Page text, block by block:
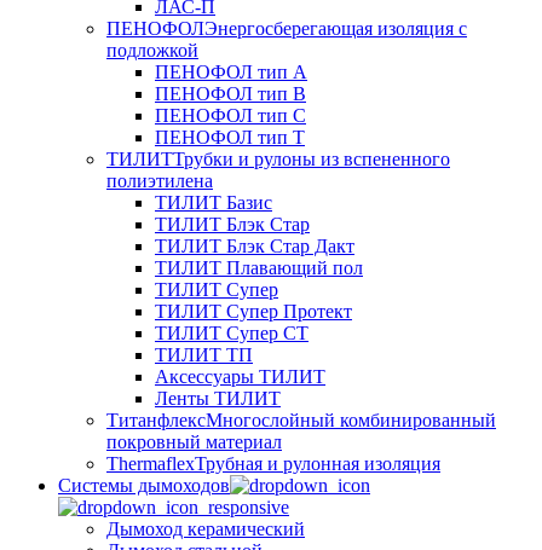
ЛАС-П
ПЕНОФОЛЭнергосберегающая изоляция с
подложкой
ПЕНОФОЛ тип А
ПЕНОФОЛ тип B
ПЕНОФОЛ тип C
ПЕНОФОЛ тип T
ТИЛИТТрубки и рулоны из вспененного
полиэтилена
ТИЛИТ Базис
ТИЛИТ Блэк Стар
ТИЛИТ Блэк Стар Дакт
ТИЛИТ Плавающий пол
ТИЛИТ Супер
ТИЛИТ Супер Протект
ТИЛИТ Супер СТ
ТИЛИТ ТП
Аксессуары ТИЛИТ
Ленты ТИЛИТ
ТитанфлексМногослойный комбинированный
покровный материал
ThermaflexТрубная и рулонная изоляция
Cистемы дымоходов
Дымоход керамический